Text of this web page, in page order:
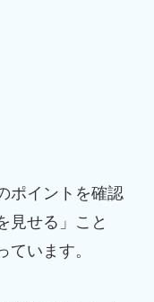
ポイントを確認
見せる」こと
います。